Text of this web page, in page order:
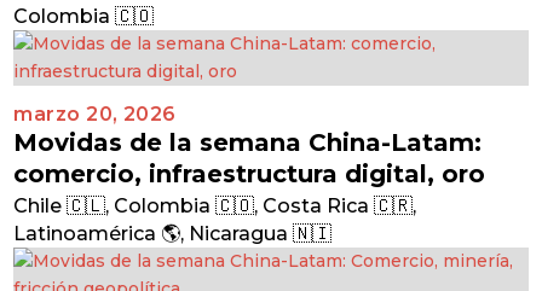
Colombia 🇨🇴
marzo 20, 2026
Movidas de la semana China-Latam:
comercio, infraestructura digital, oro
Chile 🇨🇱, Colombia 🇨🇴, Costa Rica 🇨🇷,
Latinoamérica 🌎, Nicaragua 🇳🇮